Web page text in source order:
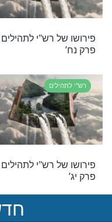
רש"י לתהילים -
רש"י לתהילים -